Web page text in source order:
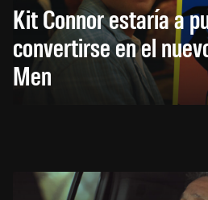
Kit Connor estaría a
convertirse en el
Men